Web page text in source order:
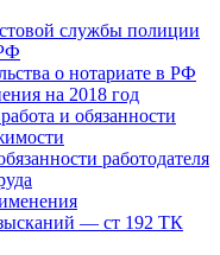
службы полиции
о нотариате в РФ
на 2018 год
и обязанности
работодателя
— ст 192 ТК